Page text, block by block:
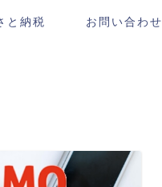
と納税 お問い合わせ